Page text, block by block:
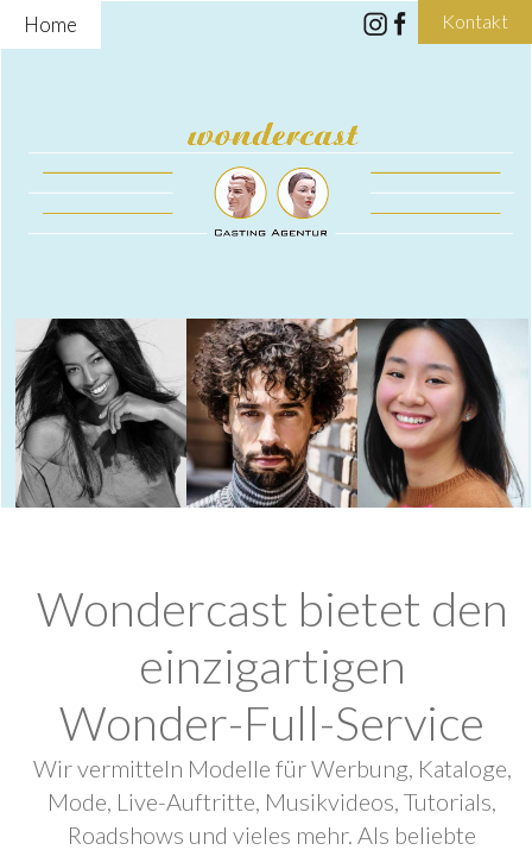
Home Kontakt
Wondercast bietet den
einzigartigen
Wonder-Full-Service
Wir vermitteln Modelle für Werbung, Kataloge,
Mode, Live-Auftritte, Musikvideos, Tutorials,
Roadshows und vieles mehr. Als beliebte